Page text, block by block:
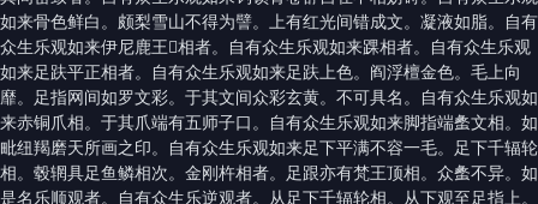
如来骨色鲜白。颇梨雪山不得为譬。上有红光间错成文。凝液如脂。自有
众生乐观如来伊尼鹿王𨄔相者。自有众生乐观如来踝相者。自有众生乐观
如来足趺平正相者。自有众生乐观如来足趺上色。阎浮檀金色。毛上向
靡。足指网间如罗文彩。于其文间众彩玄黄。不可具名。自有众生乐观如
来赤铜爪相。于其爪端有五师子口。自有众生乐观如来脚指端䗍文相。如
毗纽羯磨天所画之印。自有众生乐观如来足下平满不容一毛。足下千辐轮
相。毂辋具足鱼鳞相次。金刚杵相者。足跟亦有梵王顶相。众䗍不异。如
是名乐顺观者。自有众生乐逆观者。从足下千辐轮相。从下观至足指上。